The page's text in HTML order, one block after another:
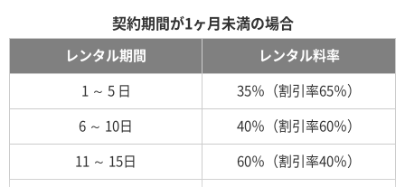
契約期間が1ヶ月未満の場合
レンタル期間 レンタル料率
1 ～ 5 日 35％（割引率65％）
6 ～ 10日 40％（割引率60％）
11 ～ 15日 60％（割引率40％）